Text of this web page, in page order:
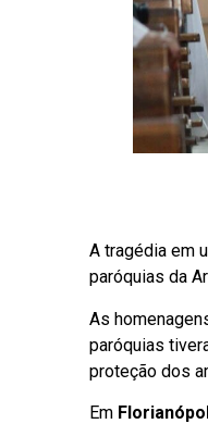
A tragédia em
paróquias da
As
paróquias
proteção dos
Em